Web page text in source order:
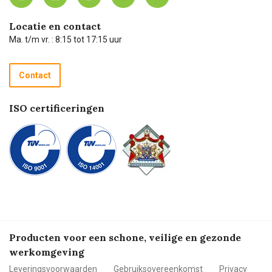
Carel Lurvink App
Hulp op afstand
Technische dienst
Recycle programma
Betalen
Carel Lurvink Blog
Carel de podcast
Locatie en contact
Ma. t/m vr. : 8:15 tot 17:15 uur
Contact
ISO certificeringen
Producten voor een schone, veilige en gezonde
werkomgeving
Leveringsvoorwaarden Gebruiksovereenkomst Privacy